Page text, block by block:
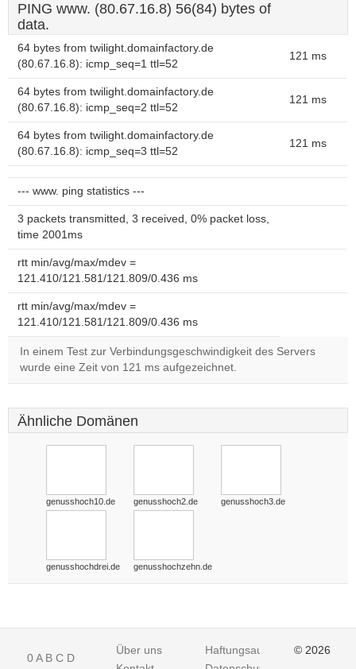
PING www. (80.67.16.8) 56(84) bytes of
data.
64 bytes from twilight.domainfactory.de
(80.67.16.8): icmp_seq=1 ttl=52
121 ms
64 bytes from twilight.domainfactory.de
(80.67.16.8): icmp_seq=2 ttl=52
121 ms
64 bytes from twilight.domainfactory.de
(80.67.16.8): icmp_seq=3 ttl=52
121 ms
--- www. ping statistics ---
3 packets transmitted, 3 received, 0% packet loss,
time 2001ms
rtt min/avg/max/mdev =
121.410/121.581/121.809/0.436 ms
rtt min/avg/max/mdev =
121.410/121.581/121.809/0.436 ms
In einem Test zur Verbindungsgeschwindigkeit des Servers
wurde eine Zeit von 121 ms aufgezeichnet.
Ähnliche Domänen
genusshoch10.de genusshoch2.de genusshoch3.de
genusshochdrei.de genusshochzehn.de
0A B C D
Über uns
Haftungsausschluss© 2026